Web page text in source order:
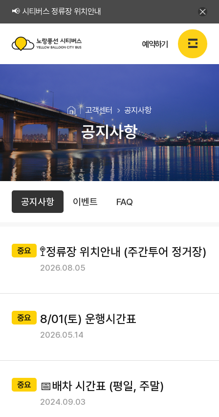
📢 시티버스 정류장 위치안내
노
풍
선
시
티
버
스
예약하기
예약하기
예약하기
예약확인
투어코스
야간운행코스
투어정보
고객센터 공지사항
공지사항
고
객
터
공
지
항
공지사항 이벤트 FAQ
록
중요 🚏정류장 위치안내 (주간투어 정거장)
2026.08.05
중요 8/01(토) 운행시간표
2026.05.14
중요 📅배차 시간표 (평일, 주말)
2024.09.03